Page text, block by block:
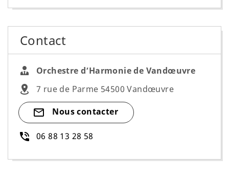
Contact
Orchestre d’Harmonie de Vandœuvre
7 rue de Parme 54500 Vandœuvre
Nous contacter
06 88 13 28 58